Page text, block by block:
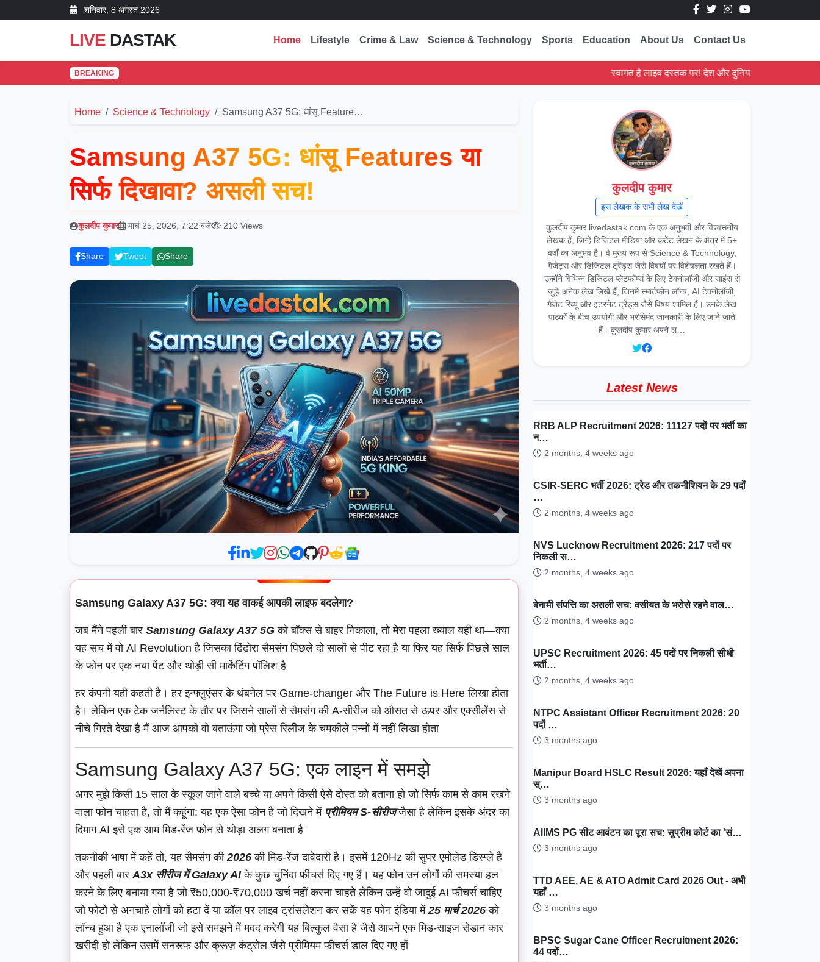
शनिवार, 8 अगस्त 2026
LIVE DASTAK Home Lifestyle Crime & Law Science & Technology Sports Education About Us Contact Us
BREAKING स्वागत है लाइव दस्तक पर! देश और दुनिया की ताज़ा ख़बरें पढ़ें।
Home Science & Technology Samsung A37 5G: धांसू Feature…
Samsung A37 5G: धांसू Features या
सिर्फ दिखावा? असली सच!
कुलदीप कुमार मार्च 25, 2026, 7:22 बजे 210 Views
Share Tweet Share
Samsung Galaxy A37 5G: क्या यह वाकई आपकी लाइफ बदलेगा?
जब मैंने पहली बार Samsung Galaxy A37 5G को बॉक्स से बाहर निकाला, तो मेरा पहला ख्याल यही था—क्या
यह सच में वो AI Revolution है जिसका ढिंढोरा सैमसंग पिछले दो सालों से पीट रहा है या फिर यह सिर्फ पिछले साल
के फोन पर एक नया पेंट और थोड़ी सी मार्केटिंग पॉलिश है
हर कंपनी यही कहती है। हर इन्फ्लुएंसर के थंबनेल पर Game-changer और The Future is Here लिखा होता
है। लेकिन एक टेक जर्नलिस्ट के तौर पर जिसने सालों से सैमसंग की A-सीरीज को औसत से ऊपर और एक्सीलेंस से
नीचे गिरते देखा है मैं आज आपको वो बताऊंगा जो प्रेस रिलीज के चमकीले पन्नों में नहीं लिखा होता
Samsung Galaxy A37 5G: एक लाइन में समझे
अगर मुझे किसी 15 साल के स्कूल जाने वाले बच्चे या अपने किसी ऐसे दोस्त को बताना हो जो सिर्फ काम से काम रखने
वाला फोन चाहता है, तो मैं कहूंगा: यह एक ऐसा फोन है जो दिखने में प्रीमियम S-सीरीजजैसा है लेकिन इसके अंदर का
दिमाग AI इसे एक आम मिड-रेंज फोन से थोड़ा अलग बनाता है
तकनीकी भाषा में कहें तो, यह सैमसंग की2026 की मिड-रेंज दावेदारी है। इसमें 120Hz की सुपर एमोलेड डिस्प्ले है
और पहली बारA3x सीरीज में Galaxy AIके कुछ चुनिंदा फीचर्स दिए गए हैं। यह फोन उन लोगों की समस्या हल
करने के लिए बनाया गया है जो ₹50,000-₹70,000 खर्च नहीं करना चाहते लेकिन उन्हें वो जादुई AI फीचर्स चाहिए
जो फोटो से अनचाहे लोगों को हटा दें या कॉल पर लाइव ट्रांसलेशन कर सकें यह फोन इंडिया में25 मार्च 2026 को
लॉन्च हुआ है एक एनालॉजी जो इसे समझने में मदद करेगी यह बिल्कुल वैसा है जैसे आपने एक मिड-साइज सेडान कार
खरीदी हो लेकिन उसमें सनरूफ और क्रूज़ कंट्रोल जैसे प्रीमियम फीचर्स डाल दिए गए हों
कुलदीप कुमार
इस लेखक के सभी लेख देखें
कुलदीप कुमार livedastak.com के एक अनुभवी और विश्वसनीय
लेखक हैं, जिन्हें डिजिटल मीडिया और कंटेंट लेखन के क्षेत्र में 5+
वर्षों का अनुभव है। वे मुख्य रूप से Science & Technology,
गैजेट्स और डिजिटल ट्रेंड्स जैसे विषयों पर विशेषज्ञता रखते हैं।
उन्होंने विभिन्न डिजिटल प्लेटफॉर्म्स के लिए टेक्नोलॉजी और साइंस से
जुड़े अनेक लेख लिखे हैं, जिनमें स्मार्टफोन लॉन्च, AI टेक्नोलॉजी,
गैजेट रिव्यू और इंटरनेट ट्रेंड्स जैसे विषय शामिल हैं। उनके लेख
पाठकों के बीच उपयोगी और भरोसेमंद जानकारी के लिए जाने जाते
हैं। कुलदीप कुमार अपने ल…
Latest News
RRB ALP Recruitment 2026: 11127 पदों पर भर्ती का
न…
2 months, 4 weeks ago
CSIR-SERC भर्ती 2026: ट्रेड और तकनीशियन के 29 पदों
…
2 months, 4 weeks ago
NVS Lucknow Recruitment 2026: 217 पदों पर
निकली स…
2 months, 4 weeks ago
बेनामी संपत्ति का असली सच: वसीयत के भरोसे रहने वाल…
2 months, 4 weeks ago
UPSC Recruitment 2026: 45 पदों पर निकली सीधी
भर्ती…
2 months, 4 weeks ago
NTPC Assistant Officer Recruitment 2026: 20
पदों …
3 months ago
Manipur Board HSLC Result 2026: यहाँ देखें अपना
स्…
3 months ago
AIIMS PG सीट आवंटन का पूरा सच: सुप्रीम कोर्ट का 'सं…
3 months ago
TTD AEE, AE & ATO Admit Card 2026 Out - अभी
यहाँ …
3 months ago
BPSC Sugar Cane Officer Recruitment 2026:
44 पदों…